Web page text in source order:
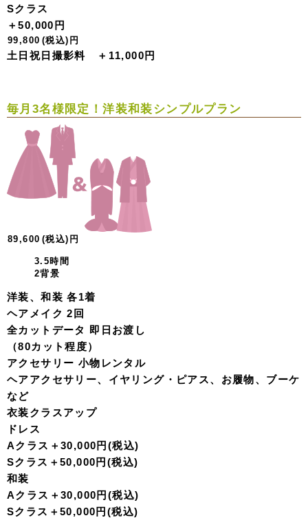
Sクラス
＋50,000円
99,800 (税込) 円
土日祝日撮影料 ＋11,000円
毎月3名様限定！洋装和装シンプルプラン
89,600 (税込) 円
3.5時間
2背景
洋装、和装 各1着
ヘアメイク 2回
全カットデータ 即日お渡し
（80カット程度）
アクセサリー 小物レンタル
ヘアアクセサリー、イヤリング・ピアス、お履物、ブーケ
など
衣装クラスアップ
ドレス
Aクラス ＋30,000円(税込)
Sクラス ＋50,000円(税込)
和装
Aクラス ＋30,000円(税込)
Sクラス ＋50,000円(税込)